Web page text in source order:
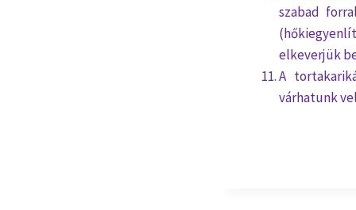
szabad
elkeverjük
A
várhatunk